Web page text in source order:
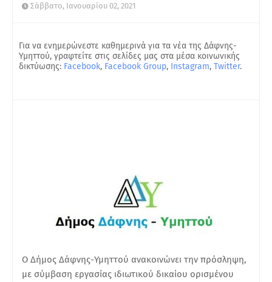
Σάββατο, Ιανουαρίου 02, 2021
Για να ενημερώνεστε καθημερινά για τα νέα της Δάφνης-
Υμηττού, γραφτείτε στις σελίδες μας στα μέσα κοινωνικής
δικτύωσης: Facebook, Facebook Group, Instagram, Twitter.
Ο Δήμος Δάφνης-Υμηττού ανακοινώνει την πρόσληψη,
με σύμβαση εργασίας ιδιωτικού δικαίου ορισμένου